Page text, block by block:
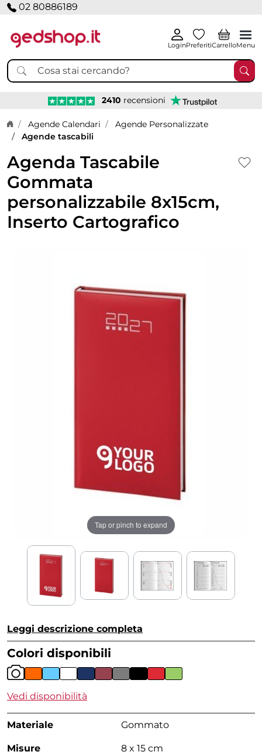
02 80886189
LoginPreferitiCarrelloMenu
2410 recensioni
Home page
Agende Calendari
Agende Personalizzate
Agende tascabili
Agenda Tascabile
Gommata
personalizzabile 8x15cm,
Inserto Cartografico
Tap or pinch to expand
Leggi descrizione completa
Colori disponibili
Vedi disponibilità
Materiale Gommato
Misure 8 x 15 cm